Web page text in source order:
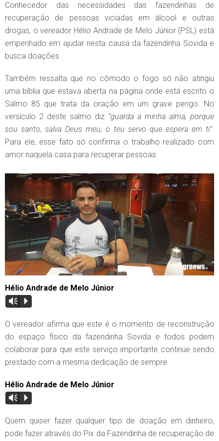
Conhecedor das necessidades das fazendinhas de
recuperação de pessoas viciadas em álcool e outras
drogas, o vereador Hélio Andrade de Melo Júnior (PSL) está
empenhado em ajudar nesta causa da fazendinha Sovida e
busca doações.
Também ressalta que no cômodo o fogo só não atingiu
uma bíblia que estava aberta na página onde está escrito o
Salmo 85 que trata da oração em um grave perigo. No
versículo 2 deste salmo diz “guarda a minha alma, porque
sou santo, salva Deus meu, o teu servo que espera em ti”.
Para ele, esse fato só confirma o trabalho realizado com
amor naquela casa para recuperar pessoas:
Hélio Andrade de Melo Júnior
Vm P
O vereador afirma que este é o momento de reconstrução
do espaço físico da fazendinha Sovida e todos podem
colaborar para que este serviço importante continue sendo
prestado com a mesma dedicação de sempre:
Hélio Andrade de Melo Júnior
Vm P
Quem quiser fazer qualquer tipo de doação em dinheiro,
pode fazer através do Pix da Fazendinha de recuperação de